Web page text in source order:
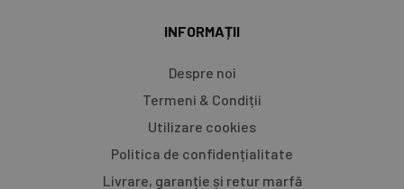
INFORMAȚII
Despre noi
Termeni & Condiții
Utilizare cookies
Politica de confidențialitate
Livrare, garanție și retur marfă​